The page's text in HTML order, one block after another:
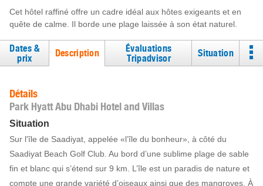
Cet hôtel raffiné offre un cadre idéal aux hôtes exigeants et en
quête de calme. Il borde une plage laissée à son état naturel.
Dates &
prix
Description
Évaluations
Tripadvisor
Situation
Détails
Park Hyatt Abu Dhabi Hotel and Villas
Situation
Sur l'île de Saadiyat, appelée «l’île du bonheur», à côté du
Saadiyat Beach Golf Club. Au bord d’une sublime plage de sable
fin et blanc qui s’étend sur 9 km. L’île est un paradis de nature et
compte une grande variété d’oiseaux ainsi que des mangroves. À